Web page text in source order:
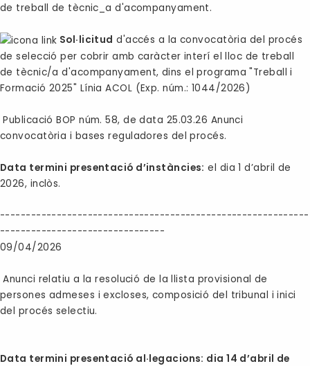
de treball de tècnic_a d'acompanyament.
Sol·licitud d'accés a la convocatòria del procés
de selecció per cobrir amb caràcter interí el lloc de treball
de tècnic/a d'acompanyament, dins el programa "Treball i
Formació 2025" Línia ACOL (Exp. núm.: 1044/2026)
Publicació BOP núm. 58, de data 25.03.26 Anunci
convocatòria i bases reguladores del procés.
Data termini presentació d’instàncies: el dia 1 d’abril de
2026, inclòs.
------------------------------------------------------------
--------------------------------
09/04/2026
Anunci relatiu a la resolució de la llista provisional de
persones admeses i excloses, composició del tribunal i inici
del procés selectiu.
Data termini presentació al·legacions: dia 14 d’abril de